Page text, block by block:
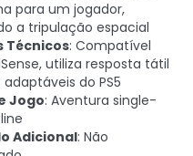
para um jogador,
a tripulação espacial
Técnicos: Compatível
utiliza resposta tátil
do PS5
Jogo: Aventura single-
Adicional: Não